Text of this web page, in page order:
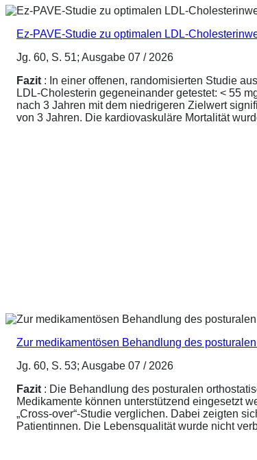
Ez-PAVE-Studie zu optimalen LDL-
Jg. 60, S. 51; Ausgabe 07 / 2026
Fazit : In einer offenen, randomisierten Studie
LDL-Cholesterin gegeneinander getestet: < 55
nach 3 Jahren mit dem niedrigeren Zielwert
von 3 Jahren. Die kardiovaskuläre Mortalität
Zur medikamentösen Behandlung des
Jg. 60, S. 53; Ausgabe 07 / 2026
Fazit : Die Behandlung des posturalen
Medikamente können unterstützend eingesetzt
„Cross-over“-Studie verglichen. Dabei zeigten
Patientinnen. Die Lebensqualität wurde nicht